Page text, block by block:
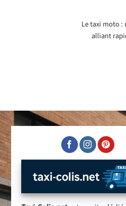
Le taxi moto
alliant